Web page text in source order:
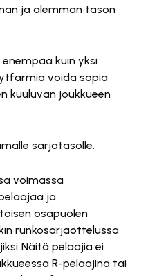
ja alemman tason
kuin yksi
voida sopia
kuuluvan joukkueen
sarjatasolle.
voimassa
ja
osapuolen
runkosarjaottelussa
Näitä pelaajia ei
R-pelaajina tai